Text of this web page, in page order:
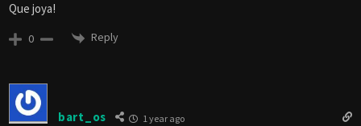
Que joya!
0 Reply
bart_os 1 year ago